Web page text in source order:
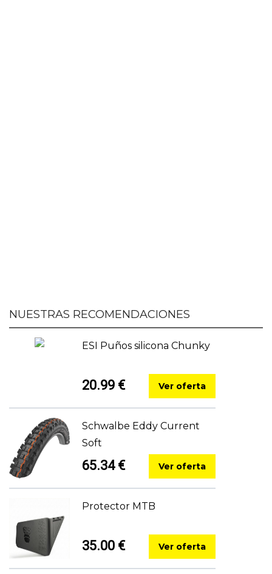
NUESTRAS RECOMENDACIONES
ESI Puños silicona Chunky
20.99 € Ver oferta
Schwalbe Eddy Current
Soft
65.34 € Ver oferta
Protector MTB
35.00 € Ver oferta